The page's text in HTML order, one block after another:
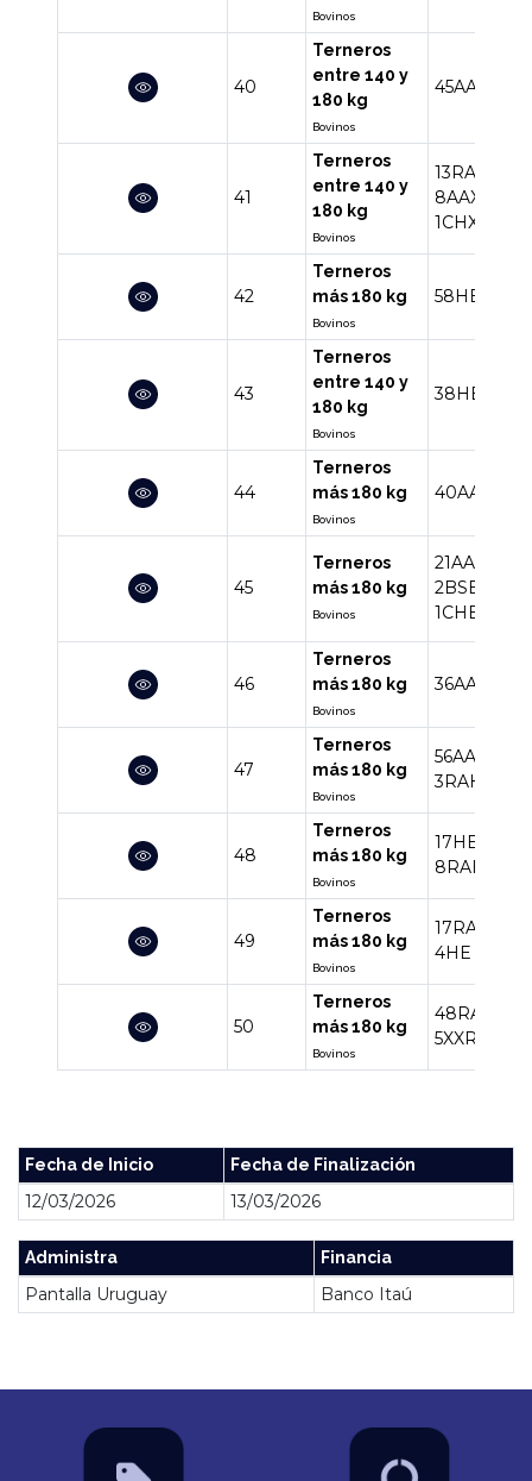
Bovinos
40
Terneros
entre 140 y
180 kg
Bovinos
45AA
41
Terneros
entre 140 y
180 kg
Bovinos
13RA
8AAXX
1CHXX
42
Terneros
más 180 kg
Bovinos
58HE
43
Terneros
entre 140 y
180 kg
Bovinos
38HE
44
Terneros
más 180 kg
Bovinos
40AA
45
Terneros
más 180 kg
Bovinos
21AA
2BSBR
1CHBR
46
Terneros
más 180 kg
Bovinos
36AA
47
Terneros
más 180 kg
Bovinos
56AA
3RAHE
48
Terneros
más 180 kg
Bovinos
17HEAA
8RAHE
49
Terneros
más 180 kg
Bovinos
17RAHE
4HE
50
Terneros
más 180 kg
Bovinos
48RA
5XXRA
Fecha de Inicio Fecha de Finalización
12/03/2026 13/03/2026
Administra Financia
Pantalla Uruguay Banco Itaú